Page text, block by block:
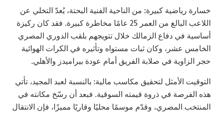
خسارة رياضية كبيرة: من الناحية الفنية البحتة، يُعدّ التخلي عن
اللاعب البالغ من العمر 25 عامًا مخاطرة كبيرة. فقد كان ركيزة
أساسية في دفاع الزمالك خلال تتويجهم بلقب الدوري المصري
الخامس عشر، وكان ثبات مستواه وتأثيره في الكرات الهوائية
حجر الزاوية في صلابة الفريق أمام عودة بيراميدز والأهلي.
التوقيت الأمثل لتحقيق مكاسب مالية: بالنسبة لعبد المجيد، تأتي
هذه الفرصة في ذروة قيمته السوقية. فبعد أن رسّخ مكانته في
المنتخب المصري، وقدّم موسمًا محليًا وقاريًا مميزًا، فإن الانتقال